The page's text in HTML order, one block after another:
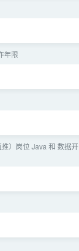
年限
）岗位 Java 和 数据开